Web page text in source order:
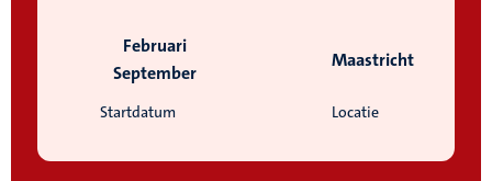
Startdatum
Februari
September
Locatie
Maastricht